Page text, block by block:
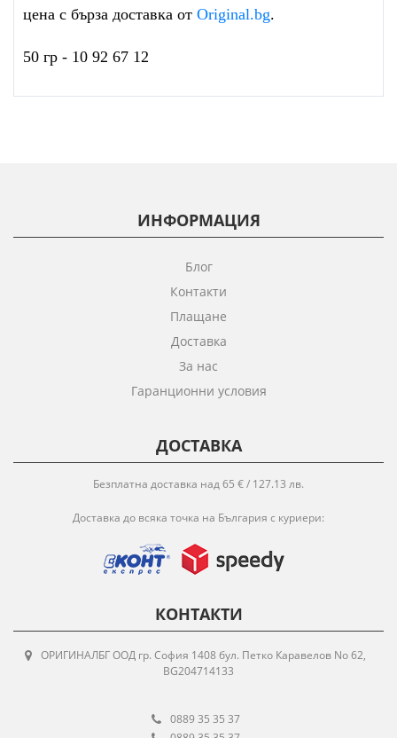
цена с бърза доставка от Original.bg.
50 гр - 10 92 67 12
ИНФОРМАЦИЯ
Блог
Контакти
Плащане
Доставка
За нас
Гаранционни условия
ДОСТАВКА
Безплатна доставка над 65 € / 127.13 лв.
Доставка до всяка точка на България с куриери:
КОНТАКТИ
ОРИГИНАЛБГ ООД гр. София 1408 бул. Петко Каравелов No 62,
BG204714133
0889 35 35 37